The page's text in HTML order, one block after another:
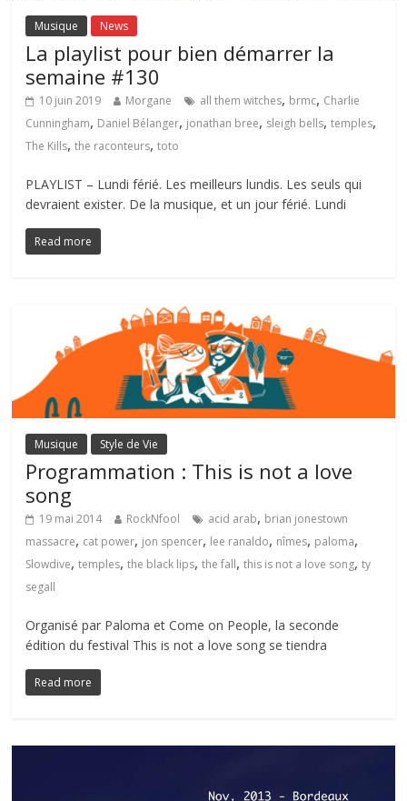
Musique News
La playlist pour bien démarrer la
semaine #130
10 juin 2019 Morgane all them witches, brmc, Charlie
Cunningham, Daniel Bélanger, jonathan bree, sleigh bells,temples,
The Kills,the raconteurs,toto
PLAYLIST – Lundi férié. Les meilleurs lundis. Les seuls qui
devraient exister. De la musique, et un jour férié. Lundi
Read more
Musique Style de Vie
Programmation : This is not a love
song
19 mai 2014 RockNfool acid arab, brian jonestown
massacre, cat power, jon spencer, lee ranaldo, nîmes, paloma,
Slowdive,temples,the black lips,the fall,this is not a love song,ty
segall
Organisé par Paloma et Come on People, la seconde
édition du festival This is not a love song se tiendra
Read more